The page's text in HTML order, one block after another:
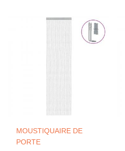
MOUSTIQUAIRE DE
PORTE